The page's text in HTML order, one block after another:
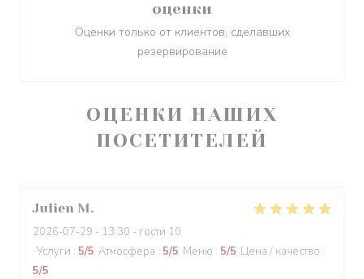
ОЦЕНКИ НАШИХ
ПОСЕТИТЕЛЕЙ
Julien M
2026-07-29 - 13:30 - гости 10
Услуги : 5/5 Атмосфера : 5/5 Меню : 5/5 Цена / качество :
5/5
оценки
Оценки только от клиентов, сделавших
резервирование